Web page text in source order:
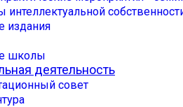
интеллектуальной
издания
школы
деятельность
совет